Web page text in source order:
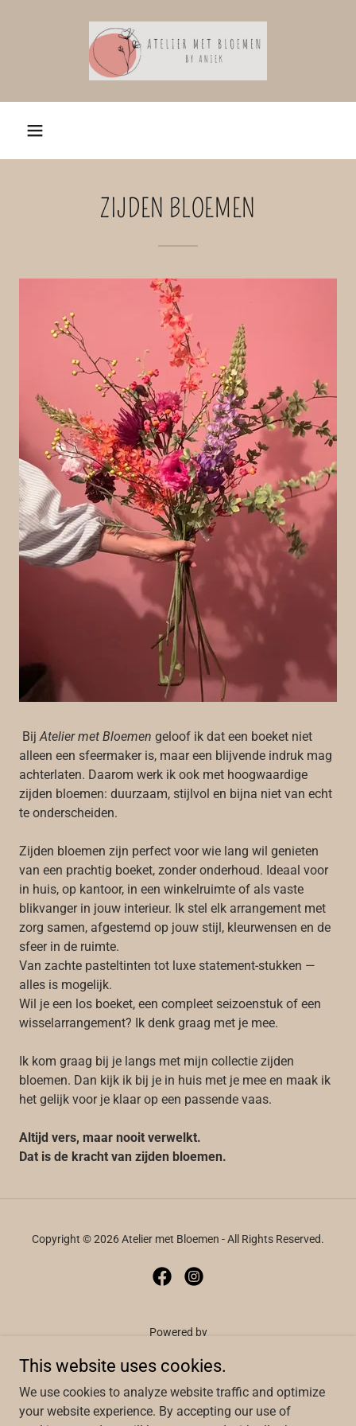
ZIJDEN BLOEMEN
BijAtelier met Bloemen geloof ik dat een boeket niet
alleen een sfeermaker is, maar een blijvende indruk mag
achterlaten. Daarom werk ik ook met hoogwaardige
zijden bloemen: duurzaam, stijlvol en bijna niet van echt
te onderscheiden.
Zijden bloemen zijn perfect voor wie lang wil genieten
van een prachtig boeket, zonder onderhoud. Ideaal voor
in huis, op kantoor, in een winkelruimte of als vaste
blikvanger in jouw interieur. Ik stel elk arrangement met
zorg samen, afgestemd op jouw stijl, kleurwensen en de
sfeer in de ruimte.
Van zachte pasteltinten tot luxe statement-stukken —
alles is mogelijk.
Wil je een los boeket, een compleet seizoenstuk of een
wisselarrangement? Ik denk graag met je mee.
Ik kom graag bij je langs met mijn collectie zijden
bloemen. Dan kijk ik bij je in huis met je mee en maak ik
het gelijk voor je klaar op een passende vaas.
Altijd vers, maar nooit verwelkt.
Dat is de kracht van zijden bloemen.
Copyright © 2026 Atelier met Bloemen - All Rights Reserved.
Powered by
WELKOM
BRUIDSWERK
This website uses cookies.
We use cookies to analyze website traffic and optimize
your website experience. By accepting our use of